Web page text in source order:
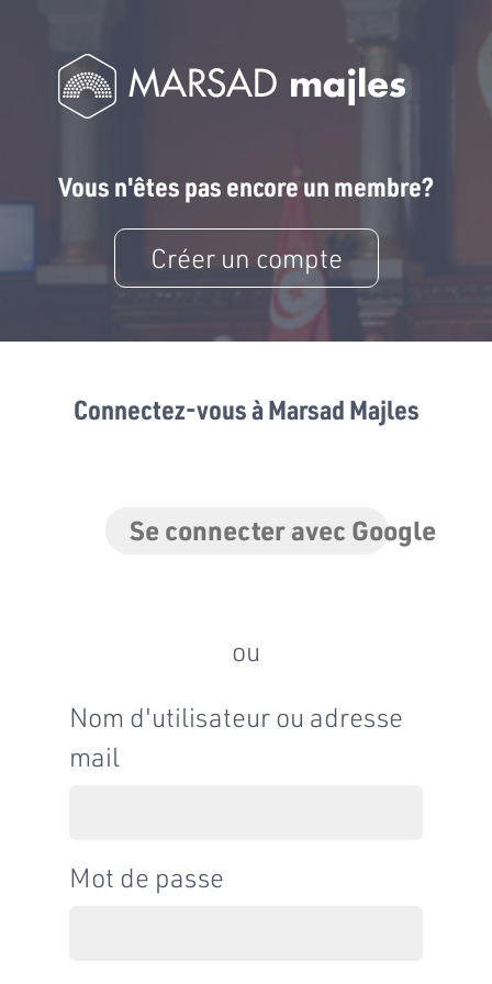
Vous n'êtes pas encore un membre?
Créer un compte
Connectez-vous à Marsad Majles
Se connecter avec Google
ou
Nom d'utilisateur ou adresse
mail
Mot de passe